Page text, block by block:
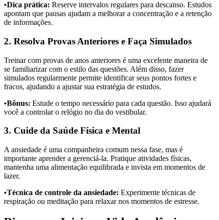
•Dica prática: Reserve intervalos regulares para descanso. Estudos
apontam que pausas ajudam a melhorar a concentração e a retenção
de informações.
2. Resolva Provas Anteriores e Faça Simulados
Treinar com provas de anos anteriores é uma excelente maneira de
se familiarizar com o estilo das questões. Além disso, fazer
simulados regularmente permite identificar seus pontos fortes e
fracos, ajudando a ajustar sua estratégia de estudos.
•Bônus: Estude o tempo necessário para cada questão. Isso ajudará
você a controlar o relógio no dia do vestibular.
3. Cuide da Saúde Física e Mental
A ansiedade é uma companheira comum nessa fase, mas é
importante aprender a gerenciá-la. Pratique atividades físicas,
mantenha uma alimentação equilibrada e invista em momentos de
lazer.
•Técnica de controle da ansiedade: Experimente técnicas de
respiração ou meditação para relaxar nos momentos de estresse.